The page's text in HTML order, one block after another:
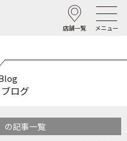
店舗一覧 メニュー
ログ
の記事一覧